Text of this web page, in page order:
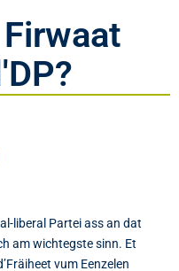
liberal Partei ass an dat
am wichtegste sinn. Et
vum Eenzelen